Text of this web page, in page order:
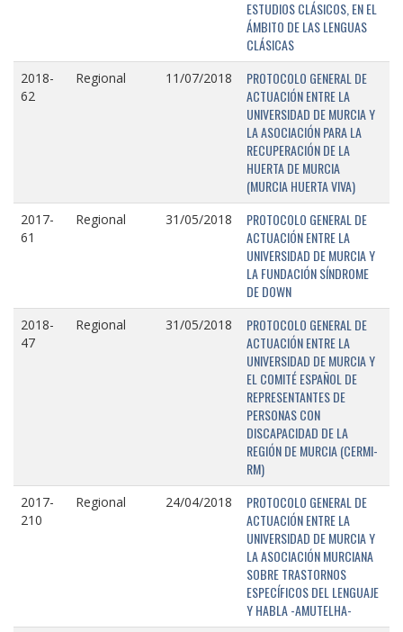
ESTUDIOS CLÁSICOS, EN EL
ÁMBITO DE LAS LENGUAS
CLÁSICAS
2018-
62
Regional 11/07/2018
PROTOCOLO GENERAL DE
ACTUACIÓN ENTRE LA
UNIVERSIDAD DE MURCIA Y
LA ASOCIACIÓN PARA LA
RECUPERACIÓN DE LA
HUERTA DE MURCIA
(MURCIA HUERTA VIVA)
2017-
61
Regional 31/05/2018
PROTOCOLO GENERAL DE
ACTUACIÓN ENTRE LA
UNIVERSIDAD DE MURCIA Y
LA FUNDACIÓN SÍNDROME
DE DOWN
2018-
47
Regional 31/05/2018
PROTOCOLO GENERAL DE
ACTUACIÓN ENTRE LA
UNIVERSIDAD DE MURCIA Y
EL COMITÉ ESPAÑOL DE
REPRESENTANTES DE
PERSONAS CON
DISCAPACIDAD DE LA
REGIÓN DE MURCIA (CERMI-
RM)
2017-
210
Regional 24/04/2018
PROTOCOLO GENERAL DE
ACTUACIÓN ENTRE LA
UNIVERSIDAD DE MURCIA Y
LA ASOCIACIÓN MURCIANA
SOBRE TRASTORNOS
ESPECÍFICOS DEL LENGUAJE
Y HABLA -AMUTELHA-